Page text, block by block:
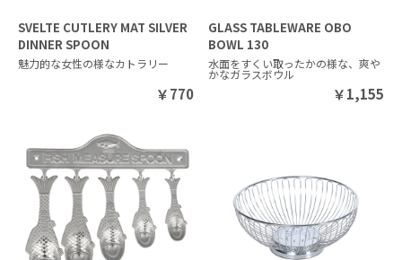
SVELTE CUTLERY MAT SILVER
DINNER SPOON
魅力的な女性の様なカトラリー
￥770
GLASS TABLEWARE OBO
BOWL 130
水面をすくい取ったかの様な、爽
かなガラスボウル
￥1,155